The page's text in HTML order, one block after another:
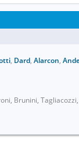
, Dard, Alarcon,
Brunini,